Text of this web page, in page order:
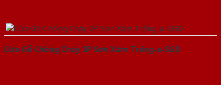
Cửa Gỗ Chống Cháy 2P Sơn Xám Trắng-a-SGD